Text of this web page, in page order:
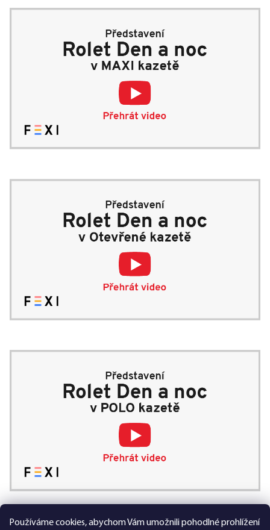
Používáme cookies, abychom Vám umožnili pohodlné prohlížení